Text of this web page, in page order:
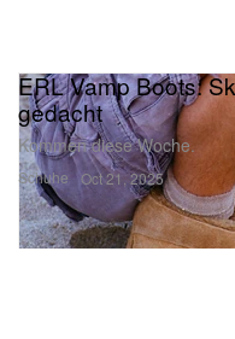
Schuhe
ERL Vamp Boots:
gedacht
Kommen diese Woche.
Oct 21, 2025